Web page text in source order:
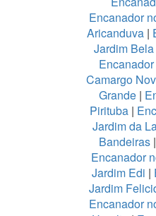
Encanador
Aricanduva|
Jardim
Camargo
Grande |
Pirituba|
Jardim da
Bandeiras |
Encanador
Jardim Edi |
Jardim
Encanador